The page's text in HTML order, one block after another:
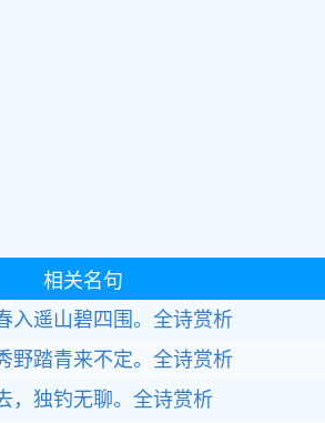
相关名句
入遥山碧四围。全诗赏析
野踏青来不定。全诗赏析
，独钓无聊。全诗赏析